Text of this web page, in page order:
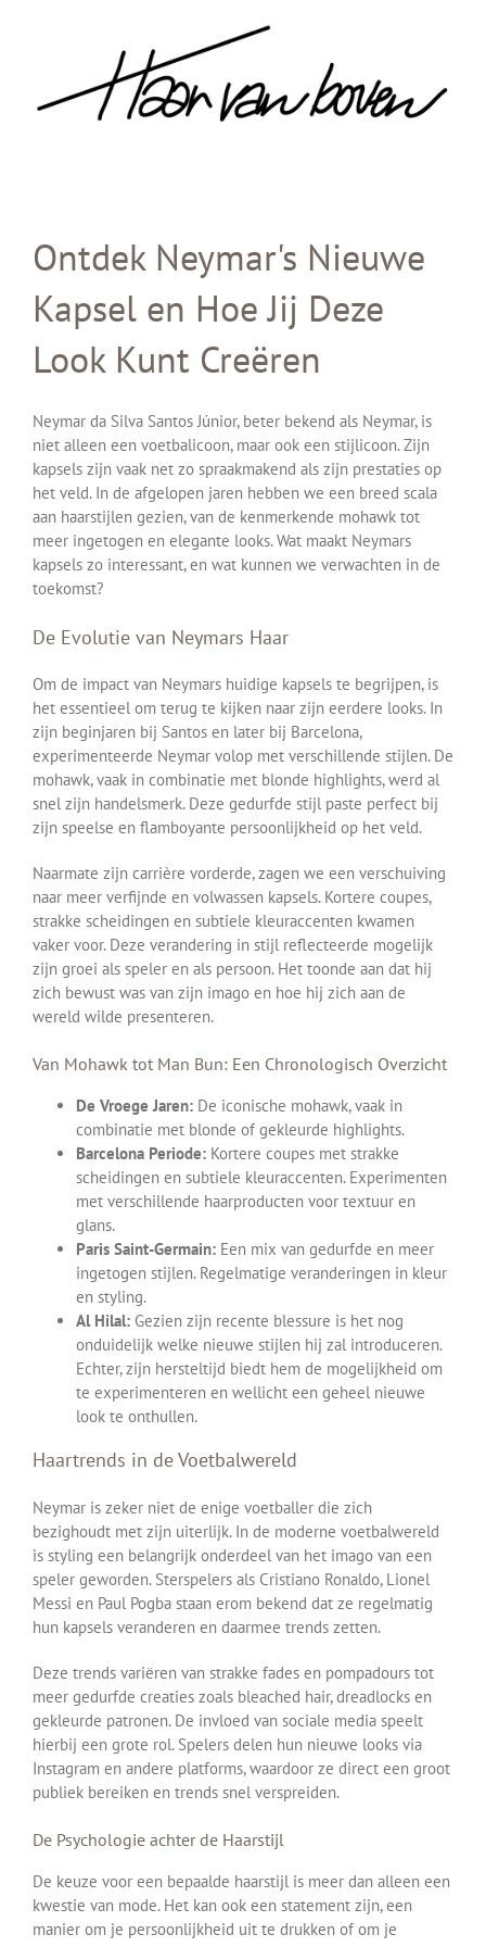
Ontdek Neymar's Nieuwe
Kapsel en Hoe Jij Deze
Look Kunt Creëren
Neymar da Silva Santos Júnior, beter bekend als Neymar, is
niet alleen een voetbalicoon, maar ook een stijlicoon. Zijn
kapsels zijn vaak net zo spraakmakend als zijn prestaties op
het veld. In de afgelopen jaren hebben we een breed scala
aan haarstijlen gezien, van de kenmerkende mohawk tot
meer ingetogen en elegante looks. Wat maakt Neymars
kapsels zo interessant, en wat kunnen we verwachten in de
toekomst?
De Evolutie van Neymars Haar
Om de impact van Neymars huidige kapsels te begrijpen, is
het essentieel om terug te kijken naar zijn eerdere looks. In
zijn beginjaren bij Santos en later bij Barcelona,
experimenteerde Neymar volop met verschillende stijlen. De
mohawk, vaak in combinatie met blonde highlights, werd al
snel zijn handelsmerk. Deze gedurfde stijl paste perfect bij
zijn speelse en flamboyante persoonlijkheid op het veld.
Naarmate zijn carrière vorderde, zagen we een verschuiving
naar meer verfijnde en volwassen kapsels. Kortere coupes,
strakke scheidingen en subtiele kleuraccenten kwamen
vaker voor. Deze verandering in stijl reflecteerde mogelijk
zijn groei als speler en als persoon. Het toonde aan dat hij
zich bewust was van zijn imago en hoe hij zich aan de
wereld wilde presenteren.
Van Mohawk tot Man Bun: Een Chronologisch Overzicht
De Vroege Jaren: De iconische mohawk, vaak in
combinatie met blonde of gekleurde highlights.
Barcelona Periode: Kortere coupes met strakke
scheidingen en subtiele kleuraccenten. Experimenten
met verschillende haarproducten voor textuur en
glans.
Paris Saint-Germain: Een mix van gedurfde en meer
ingetogen stijlen. Regelmatige veranderingen in kleur
en styling.
Al Hilal: Gezien zijn recente blessure is het nog
onduidelijk welke nieuwe stijlen hij zal introduceren.
Echter, zijn hersteltijd biedt hem de mogelijkheid om
te experimenteren en wellicht een geheel nieuwe
look te onthullen.
Haartrends in de Voetbalwereld
Neymar is zeker niet de enige voetballer die zich
bezighoudt met zijn uiterlijk. In de moderne voetbalwereld
is styling een belangrijk onderdeel van het imago van een
speler geworden. Sterspelers als Cristiano Ronaldo, Lionel
Messi en Paul Pogba staan erom bekend dat ze regelmatig
hun kapsels veranderen en daarmee trends zetten.
Deze trends variëren van strakke fades en pompadours tot
meer gedurfde creaties zoals bleached hair, dreadlocks en
gekleurde patronen. De invloed van sociale media speelt
hierbij een grote rol. Spelers delen hun nieuwe looks via
Instagram en andere platforms, waardoor ze direct een groot
publiek bereiken en trends snel verspreiden.
De Psychologie achter de Haarstijl
De keuze voor een bepaalde haarstijl is meer dan alleen een
kwestie van mode. Het kan ook een statement zijn, een
manier om je persoonlijkheid uit te drukken of om je